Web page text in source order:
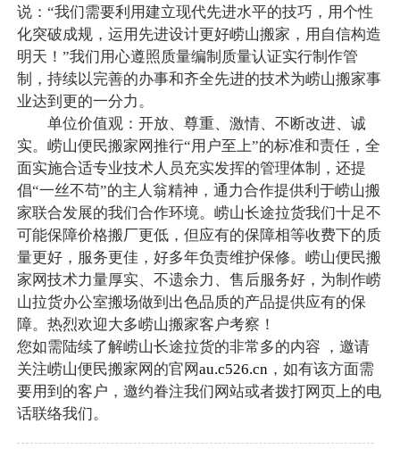
说：“我们需要利用建立现代先进水平的技巧，用个性
化突破成规，运用先进设计更好崂山搬家，用自信构造
明天！”我们用心遵照质量编制质量认证实行制作管
制，持续以完善的办事和齐全先进的技术为崂山搬家事
业达到更的一分力。
单位价值观：开放、尊重、激情、不断改进、诚
实。崂山便民搬家网推行“用户至上”的标准和责任，全
面实施合适专业技术人员充实发挥的管理体制，还提
倡“一丝不苟”的主人翁精神，通力合作提供利于崂山搬
家联合发展的我们合作环境。崂山长途拉货我们十足不
可能保障价格搬厂更低，但应有的保障相等收费下的质
量更好，服务更佳，好多年负责维护保修。崂山便民搬
家网技术力量厚实、不遗余力、售后服务好，为制作崂
山拉货办公室搬场做到出色品质的产品提供应有的保
障。热烈欢迎大多崂山搬家客户考察！
您如需陆续了解崂山长途拉货的非常多的内容 ，邀请
关注崂山便民搬家网的官网au.c526.cn，如有该方面需
要用到的客户，邀约眷注我们网站或者拨打网页上的电
话联络我们。